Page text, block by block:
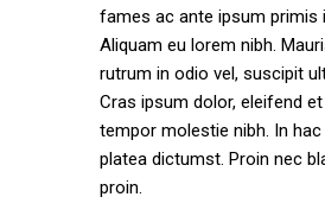
fames ac ante ipsum primis
Aliquam eu lorem nibh.
rutrum in odio vel, suscipit
Cras ipsum dolor, eleifend
tempor molestie nibh. In
platea dictumst. Proin nec
proin.